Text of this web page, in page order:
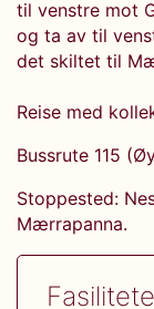
til venstre mot
og ta av til
det skiltet til
Reise med
Bussrute 115
Stoppested:
Mærrapanna.